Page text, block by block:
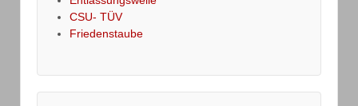
CSU- TÜV
Friedenstaube